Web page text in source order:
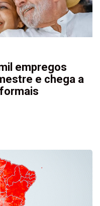
empregos
e chega a